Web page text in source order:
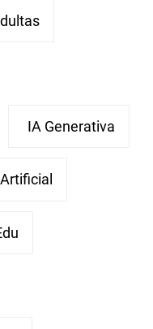
IA Generativa